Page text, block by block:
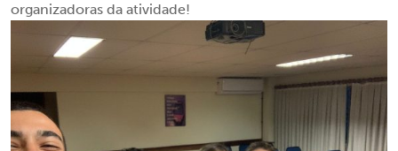
organizadoras da atividade!